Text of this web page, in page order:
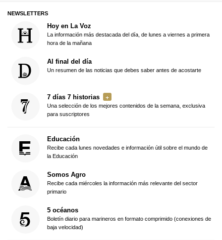
NEWSLETTERS
Hoy en La Voz
La información más destacada del día, de lunes a viernes a primera
hora de la mañana
Al final del día
Un resumen de las noticias que debes saber antes de acostarte
7 días 7 historias
Una selección de los mejores contenidos de la semana, exclusiva
para suscriptores
Educación
Recibe cada lunes novedades e información útil sobre el mundo de
la Educación
Somos Agro
Recibe cada miércoles la información más relevante del sector
primario
5 océanos
Boletín diario para marineros en formato comprimido (conexiones de
baja velocidad)